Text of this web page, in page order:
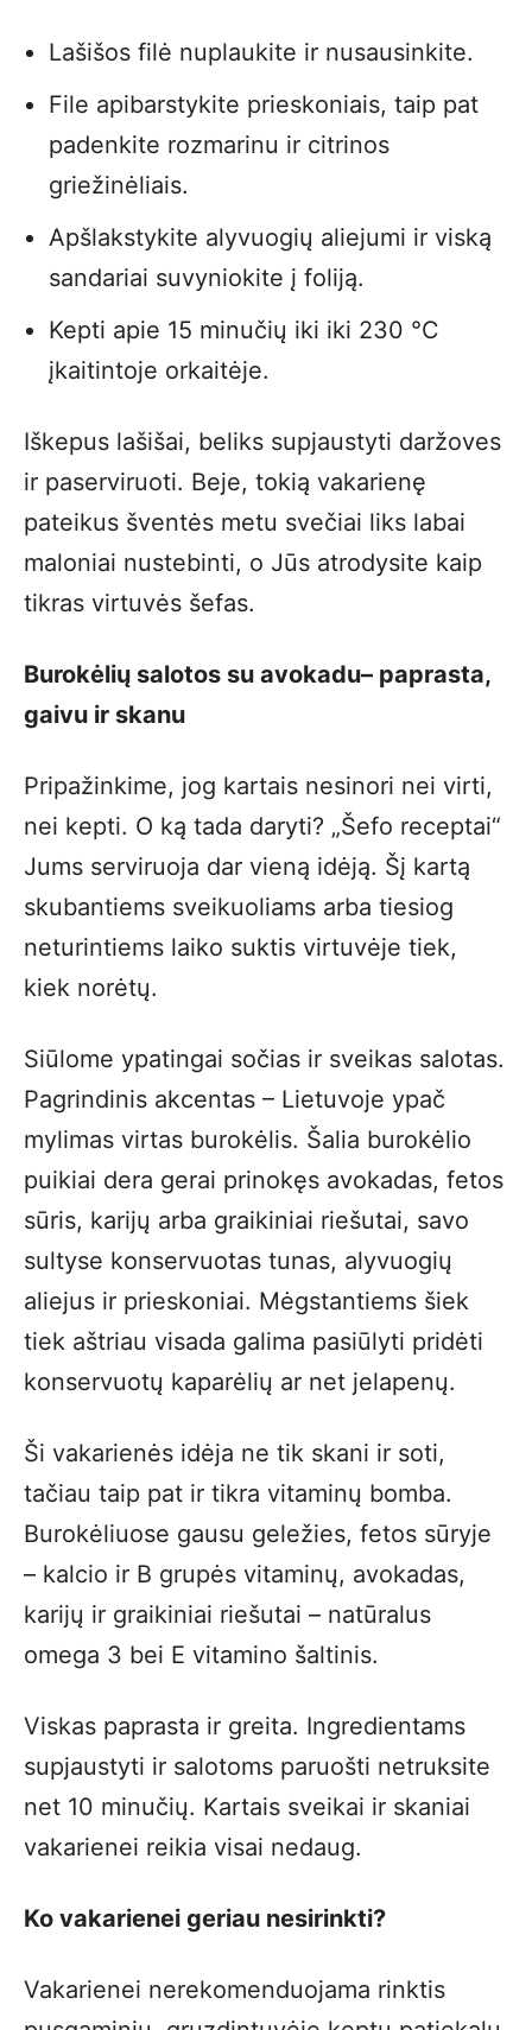
Lašišos filė nuplaukite ir nusausinkite.
File apibarstykite prieskoniais, taip pat
padenkite rozmarinu ir citrinos
griežinėliais.
Apšlakstykite alyvuogių aliejumi ir viską
sandariai suvyniokite į foliją.
Kepti apie 15 minučių iki iki 230 °C
įkaitintoje orkaitėje.
Iškepus lašišai, beliks supjaustyti daržoves
ir paserviruoti. Beje, tokią vakarienę
pateikus šventės metu svečiai liks labai
maloniai nustebinti, o Jūs atrodysite kaip
tikras virtuvės šefas.
Burokėlių salotos su avokadu– paprasta,
gaivu ir skanu
Pripažinkime, jog kartais nesinori nei virti,
nei kepti. O ką tada daryti? „Šefo receptai“
Jums serviruoja dar vieną idėją. Šį kartą
skubantiems sveikuoliams arba tiesiog
neturintiems laiko suktis virtuvėje tiek,
kiek norėtų.
Siūlome ypatingai sočias ir sveikas salotas.
Pagrindinis akcentas – Lietuvoje ypač
mylimas virtas burokėlis. Šalia burokėlio
puikiai dera gerai prinokęs avokadas, fetos
sūris, karijų arba graikiniai riešutai, savo
sultyse konservuotas tunas, alyvuogių
aliejus ir prieskoniai. Mėgstantiems šiek
tiek aštriau visada galima pasiūlyti pridėti
konservuotų kaparėlių ar net jelapenų.
Ši vakarienės idėja ne tik skani ir soti,
tačiau taip pat ir tikra vitaminų bomba.
Burokėliuose gausu geležies, fetos sūryje
– kalcio ir B grupės vitaminų, avokadas,
karijų ir graikiniai riešutai – natūralus
omega 3 bei E vitamino šaltinis.
Viskas paprasta ir greita. Ingredientams
supjaustyti ir salotoms paruošti netruksite
net 10 minučių. Kartais sveikai ir skaniai
vakarienei reikia visai nedaug.
Ko vakarienei geriau nesirinkti?
Vakarienei nerekomenduojama rinktis